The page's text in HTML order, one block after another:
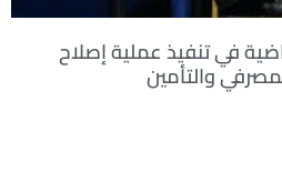
في تنفيذ عملية إصلاح
والتأمين